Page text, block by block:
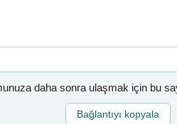
daha sonra ulaşmak için bu
Bağlantıyı kopyala